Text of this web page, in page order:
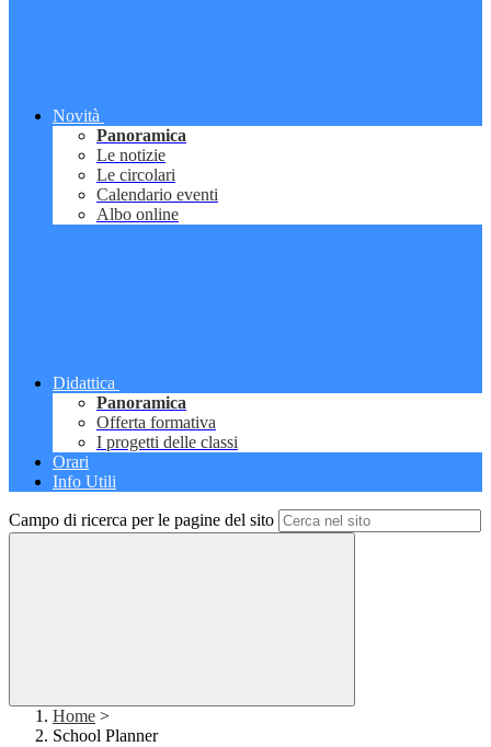
Novità
Panoramica
Le notizie
Le circolari
Calendario eventi
Albo online
Didattica
Panoramica
Offerta formativa
I progetti delle classi
Orari
Info Utili
Campo di ricerca per le pagine del sito
Home >
School Planner